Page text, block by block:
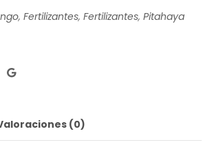
, Fertilizantes, Fertilizantes, Pitahaya
(0)